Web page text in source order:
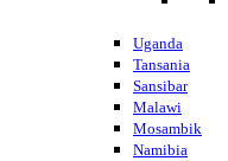
Uganda
Tansania
Sansibar
Malawi
Mosambik
Namibia